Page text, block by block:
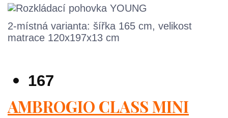
2-místná varianta: šířka 165 cm, velikost
matrace 120x197x13 cm
167
AMBROGIO CLASS MINI